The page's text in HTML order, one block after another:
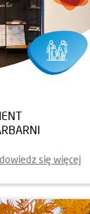
dowiedz się więcej